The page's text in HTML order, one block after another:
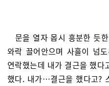
문을 열자 몹시 흥분한 듯
와락 끌어안으며 사흘이 넘
연락했는데 내가 결근을 했다
했다. 내가…결근을 했다고?